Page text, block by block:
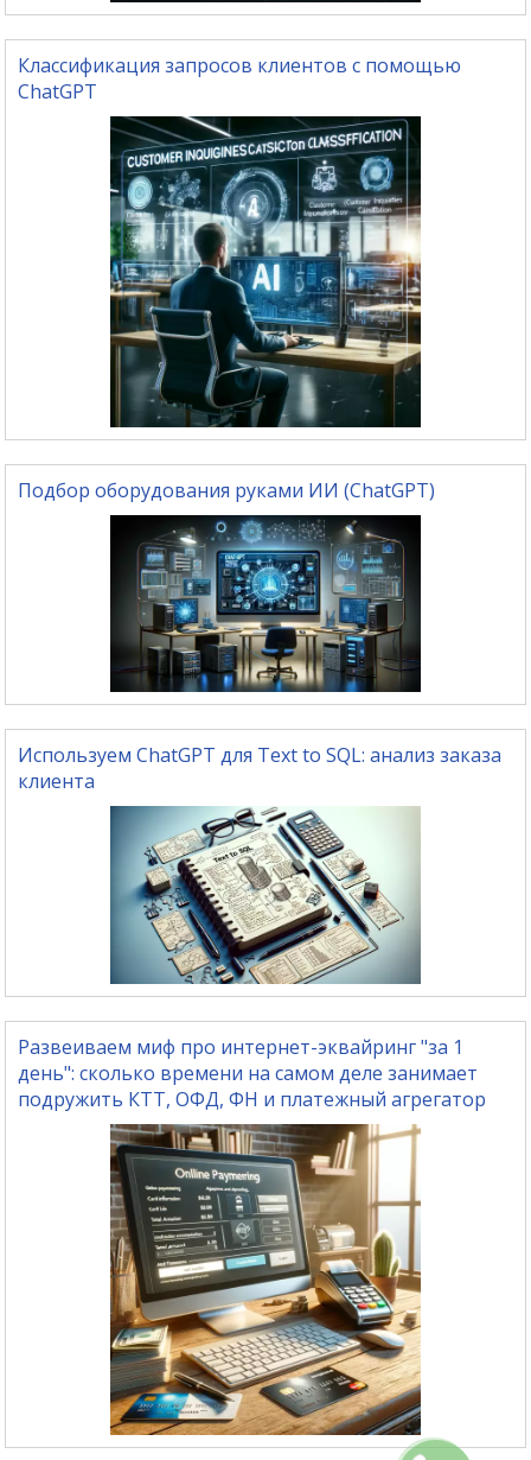
Классификация запросов клиентов с помощью
ChatGPT
Подбор оборудования руками ИИ (ChatGPT)
Используем ChatGPT для Text to SQL: анализ заказа
клиента
Развеиваем миф про интернет-эквайринг "за 1
день": сколько времени на самом деле занимает
подружить КТТ, ОФД, ФН и платежный агрегатор